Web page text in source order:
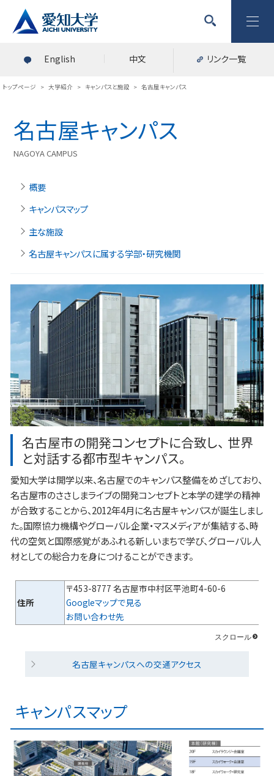
English 中文 リンク一覧
トップページ > 大学紹介 > キャンパスと施設 > 名古屋キャンパス
名古屋キャンパス
NAGOYA CAMPUS
概要
キャンパスマップ
主な施設
名古屋キャンパスに属する学部・研究機関
名古屋市の開発コンセプトに合致し、 世界
と対話する都市型キャンパス。
愛知大学は開学以来、名古屋でのキャンパス整備をめざしており、
名古屋市のささしまライブの開発コンセプトと本学の建学の精神
が合致することから、2012年4月に名古屋キャンパスが誕生しまし
た。国際協力機構やグローバル企業・マスメディアが集結する、時
代の空気と国際感覚があふれる新しいまちで学び、グローバル人
材としての総合力を身につけることができます。
住所
〒453-8777 名古屋市中村区平池町4-60-6
Googleマップで見る
お問い合わせ先
名古屋キャンパスへの交通アクセス
キャンパスマップ